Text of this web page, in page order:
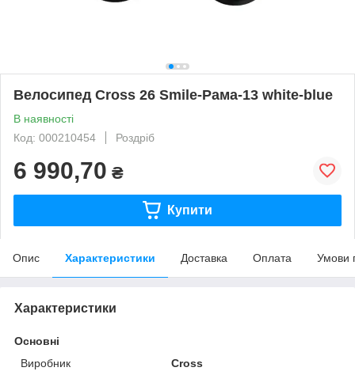
Велосипед Cross 26 Smile-Рама-13 white-blue
В наявності
Код: 000210454
Роздріб
6 990,70 ₴
Купити
Опис Характеристики Доставка Оплата Умови
Характеристики
Основні
Виробник
Cross